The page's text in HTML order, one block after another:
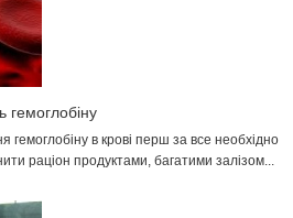
гемоглобіну
гемоглобіну в крові перш за все необхідно
раціон продуктами, багатими залізом...